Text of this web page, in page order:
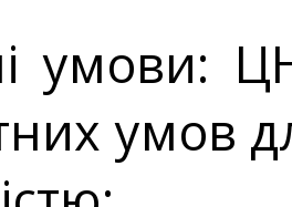
умови:
умов